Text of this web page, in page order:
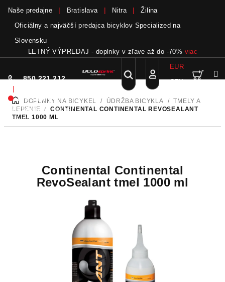
obsah
Naše predajne Bratislava Nitra
Žilina
Oficiálny a najväčší predajca bicyklov Specialized na
Slovensku
LETNÝ VÝPREDAJ - doplnky v zľave až do -70% viac
850 221 212
|
Nie sme pri
telefóne. Zanechať
odkaz
Hľadať
Prihlásenie
EUR
CZK
DOMOVDOPLNKY NA BICYKEL / ÚDRŽBA BICYKLA / TMELY A
LEPENIE
/
CONTINENTAL CONTINENTAL REVOSEALANT
TMEL 1000 ML
Continental Continental
RevoSealant tmel 1000 ml